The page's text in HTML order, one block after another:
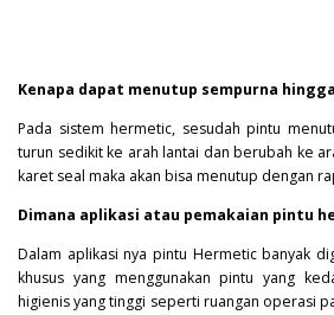
Kenapa dapat menutup sempurna
Pada sistem hermetic, sesudah pintu
turun sedikit ke arah lantai dan berubah ke
karet seal maka akan bisa menutup dengan
Dimana aplikasi atau pemakaian pintu
Dalam aplikasi nya pintu Hermeticbanyak
khusus yang menggunakan pintu yang
higienis yang tinggi seperti ruangan operasi